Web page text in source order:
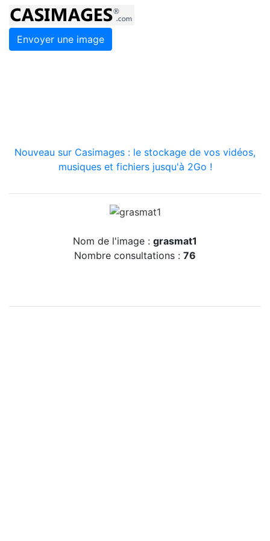
Envoyer une image
Nouveau sur Casimages : le stockage de vos vidéos,
musiques et fichiers jusqu'à 2Go !
Nom de l'image : grasmat1
Nombre consultations : 76